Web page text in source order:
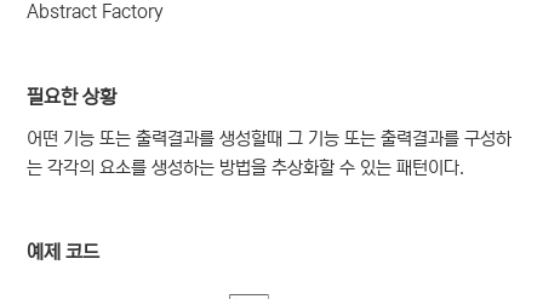
Abstract Factory
필요한 상황
어떤 기능 또는 출력결과를 생성할때 그 기능 또는 출력결과를 구성하
는 각각의 요소를 생성하는 방법을 추상화할 수 있는 패턴이다.
예제 코드